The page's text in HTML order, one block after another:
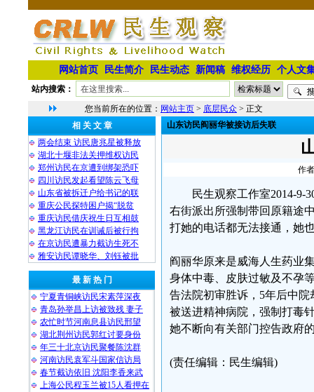
网站首页 民生简介 民生动态 新闻稿 维权经历 个人文
站内搜索：
您当前所在的位置： 网站主页 > 底层民众 > 正文
相 关 文 章
两会结束 访民唐兆星被释放
湖北十堰非法关押维权访民
郑州访民在京遭到绑架恐吓
四川访民发起看望陈云飞母
山东省被拆迁户给书记的联
重庆公民探特困户揭“脱贫
重庆访民借庆祝生日互相鼓
黑龙江访民在训诫后被行拘
在京访民遭暴力截访生死不
雅安访民谭晓华、刘钰被批
最 新 热 门
宁夏青铜峡访民宋素萍深夜
青岛孙举昌上访被致残 妻子
农忙时节河南息县访民邢望
湖北荆州访民郭红讨要身份
年三十北京访民聚餐陈沈群
河南访民袁军斗国家信访局
春节截访依旧 沈阳李香来武
上海公民程玉兰被15人看押在
山东访民阎丽华被接访后失联
作
民生观察工作室2014-9-
右街派出所强制带回原籍途
打她的电话都无法接通，她
阎丽华原来是威海人生药业
身体中毒、皮肤过敏及不孕
告法院初审胜诉，5年后中
被送进精神病院，强制打毒
她不断向有关部门控告政府
(责任编辑：民生编辑)